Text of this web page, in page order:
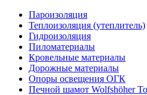
Пароизоляция
Теплоизоляция (утеплитель)
Гидроизоляция
Пиломатериалы
Кровельные материалы
Дорожные материалы
Опоры освещения ОГК
Печной шамот Wolfshöher